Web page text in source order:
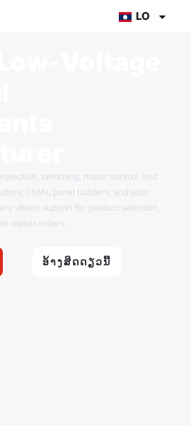
LO
switching, motor control, and
OEMs, panel builders, and solar
direct support for product selection,
repeat orders.
ອ້າງສິດດຽວນີ້